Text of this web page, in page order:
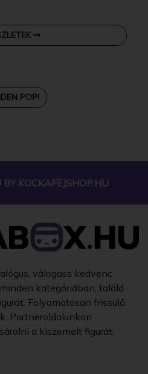
POP!
BY KOCKAFEJSHOP.HU
válogass kedvenc
kategóriában, találd
Folyamatosan frissülő
Partneroldalunkon
a kiszemelt figurát.